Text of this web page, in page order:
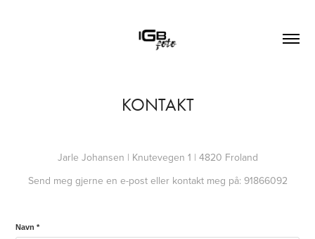
KONTAKT
Jarle Johansen | Knutevegen 1 | 4820 Froland
Send meg gjerne en e-post eller kontakt meg på: 91866092
Navn *